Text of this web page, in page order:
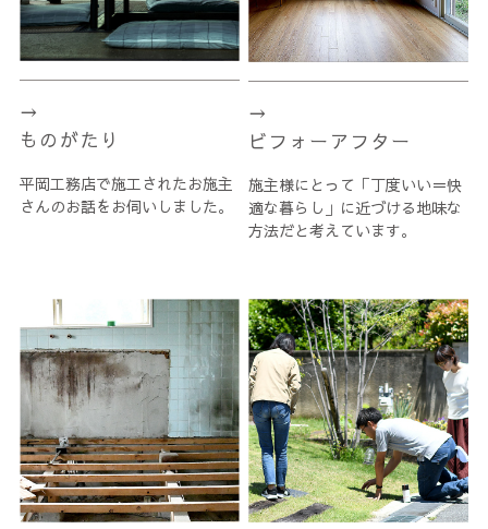
ものがたり
平岡工務店で施工されたお施主
さんのお話をお伺いしました。
ビフォーアフター
施主様にとって「丁度いい＝快
適な暮らし」に近づける地味な
方法だと考えています。